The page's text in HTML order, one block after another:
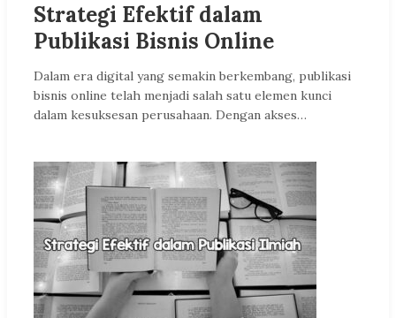
Strategi Efektif dalam
Publikasi Bisnis Online
Dalam era digital yang semakin berkembang, publikasi
bisnis online telah menjadi salah satu elemen kunci
dalam kesuksesan perusahaan. Dengan akses…